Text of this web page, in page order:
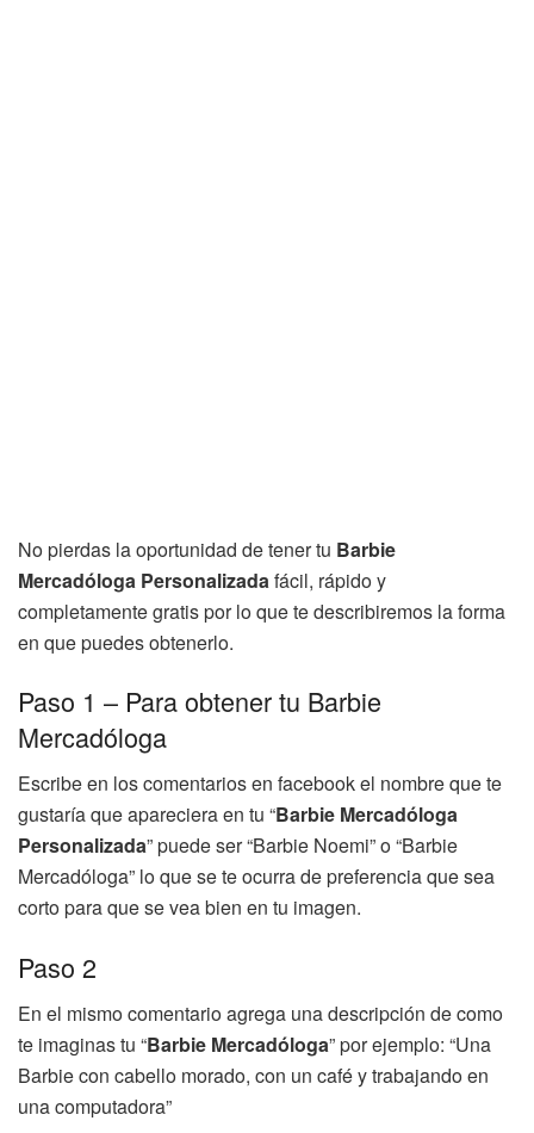
No pierdas la oportunidad de tener tu Barbie
Mercadóloga Personalizadafácil, rápido y
completamente gratis por lo que te describiremos la forma
en que puedes obtenerlo.
Paso 1 – Para obtener tu Barbie
Mercadóloga
Escribe en los comentarios en facebook el nombre que te
gustaría que apareciera en tu “Barbie Mercadóloga
Personalizada” puede ser “Barbie Noemi” o “Barbie
Mercadóloga” lo que se te ocurra de preferencia que sea
corto para que se vea bien en tu imagen.
Paso 2
En el mismo comentario agrega una descripción de como
te imaginas tu “Barbie Mercadóloga” por ejemplo: “Una
Barbie con cabello morado, con un café y trabajando en
una computadora”